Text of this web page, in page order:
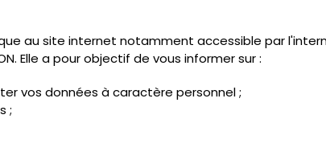
au site internet notamment accessible par
Elle a pour objectif de vous informer sur :
vos données à caractère personnel ;
;